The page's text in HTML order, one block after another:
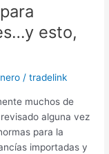
esto,
/tradelink
muchos de
alguna vez
para la
importadas y